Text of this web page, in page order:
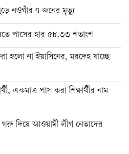
নওগাঁর ৭ জনের মৃত্যু
পাসের হার ৫৮.৩৩ শতাংশ
হলো না ইয়াসিনের, মরদেহ যাচ্ছে
একমাত্র পাস করা শিক্ষার্থীর নাম
গরু দিয়ে আওয়ামী লীগ নেতাদের